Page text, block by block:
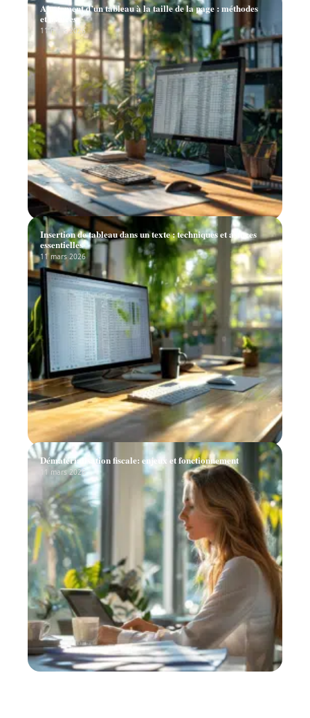
Ajustement d’un tableau à la taille de la page : méthodes
et astuces
11 mars 2026
Insertion de tableau dans un texte : techniques et astuces
essentielles
11 mars 2026
Dématérialisation fiscale: enjeux et fonctionnement
11 mars 2026